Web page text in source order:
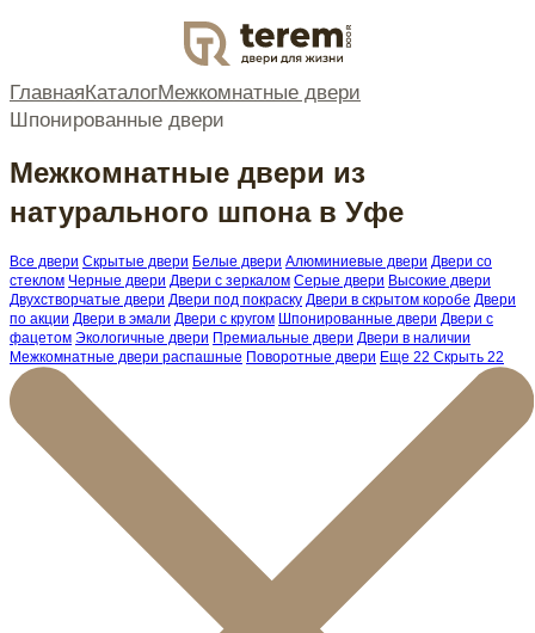
DOOR
Главная КаталогМежкомнатные двери
Шпонированные двери
Межкомнатные двери из
натурального шпона в Уфе
Все двери Скрытые двери Белые двери Алюминиевые двери Двери со
стеклом Черные двери Двери с зеркалом Серые двери Высокие двери
Двухстворчатые двери Двери под покраску Двери в скрытом коробе Двери
по акции Двери в эмали Двери с кругом Шпонированные двери Двери с
фацетом Экологичные двери Премиальные двери Двери в наличии
Межкомнатные двери распашные Поворотные двери Еще 22 Скрыть 22